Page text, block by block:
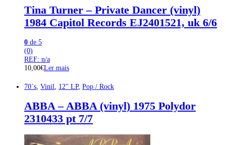
Tina Turner – Private Dancer (vinyl)
1984 Capitol Records EJ2401521, uk 6/6
0 de 5
(0)
REF: n/a
10,00€Ler mais
70´s, Vinil, 12" LP, Pop / Rock
ABBA – ABBA (vinyl) 1975 Polydor
2310433 pt 7/7